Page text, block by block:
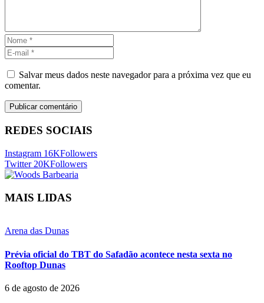
Salvar meus dados neste navegador para a próxima vez que eu
comentar.
REDES SOCIAIS
Instagram 16KFollowers
Twitter 20KFollowers
MAIS LIDAS
Arena das Dunas
Prévia oficial do TBT do Safadão acontece nesta sexta no
Rooftop Dunas
6 de agosto de 2026